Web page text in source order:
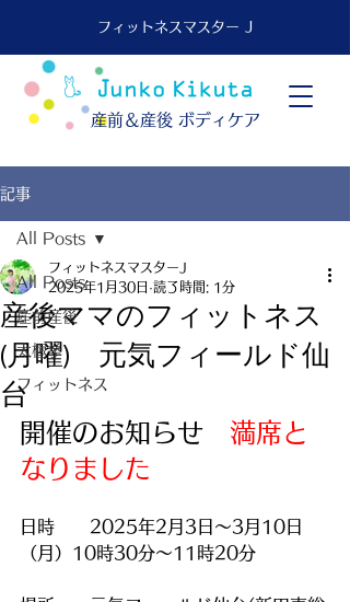
フィットネスマスター J
​産前＆産後 ボディケア
記事
All Posts
産前産後
太極拳
フィットネス
All Posts
産後ママのフィットネス
(月曜) 元気フィールド仙
台
フィットネスマスターJ
2025年1月30日 読了時間: 1分
開催のお知らせ 満席と
なりました
日時　　2025年2月3日～3月10日
（月）10時30分〜11時20分